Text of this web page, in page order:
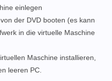
einlegen
der DVD booten (es kann
in die virtuelle Maschine
Maschine installieren,
leeren PC.